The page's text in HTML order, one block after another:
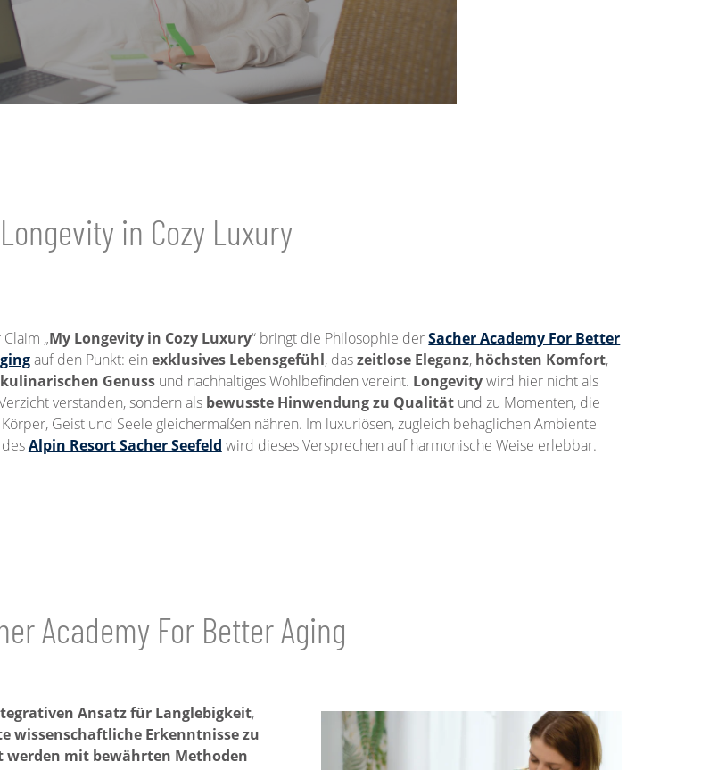
in Cozy Luxury
„My Longevity in Cozy Luxury“ bringt die Philosophie derSacher Academy For Better
auf den Punkt: ein exklusives Lebensgefühl, daszeitlose Eleganz, höchsten Komfort,
kulinarischen Genussund nachhaltiges Wohlbefinden vereint. Longevitywird hier nicht als
verstanden, sondern als bewusste Hinwendung zu Qualitätund zu Momenten, die
Körper, Geist und Seele gleichermaßen nähren. Im luxuriösen, zugleich behaglichen Ambiente
desAlpin Resort Sacher Seefeld wird dieses Versprechen auf harmonische Weise erlebbar.
Academy For Better Aging
Ansatz für Langlebigkeit,
wissenschaftliche Erkenntnisse zu
werden mit bewährten Methoden